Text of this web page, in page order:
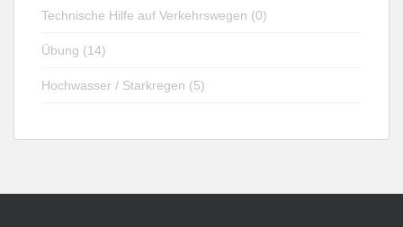
Technische Hilfe auf Verkehrswegen (0)
Übung (14)
Hochwasser / Starkregen (5)